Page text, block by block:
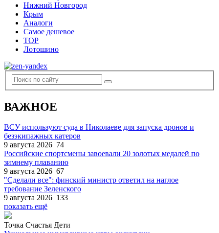
Нижний Новгород
Крым
Аналоги
Самое дешевое
TOP
Лотошино
ВАЖНОЕ
ВСУ используют суда в Николаеве для запуска дронов и
безэкипажных катеров
9 августа 2026 74
Российские спортсмены завоевали 20 золотых медалей по
зимнему плаванию
9 августа 2026 67
"Сделали все": финский министр ответил на наглое
требование Зеленского
9 августа 2026 133
показать ещё
Точка Счастья Дети